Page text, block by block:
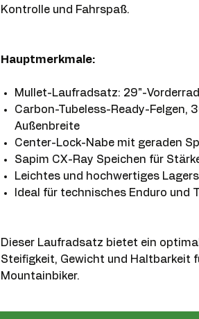
Kontrolle und Fahrspaß.
Hauptmerkmale:
Mullet-Laufradsatz: 29"-
Carbon-Tubeless-Ready-Felgen,
Außenbreite
Center-Lock-Nabe mit geraden
Sapim CX-Ray Speichen für
Leichtes und hochwertiges
Ideal für technisches Enduro und
Dieser Laufradsatz bietet ein
Steifigkeit, Gewicht und Haltbarkeit
Mountainbiker.